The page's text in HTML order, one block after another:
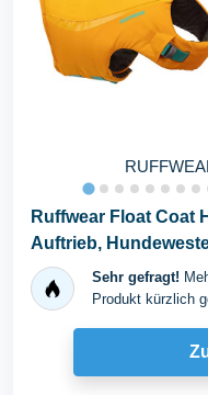
Ruffwear Float Coat
Auftrieb,
Sehr gefragt!
Produkt kürzlich